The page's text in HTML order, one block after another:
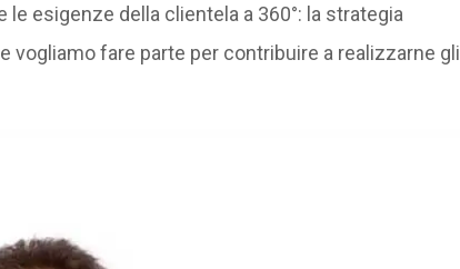
esigenze della clientela a 360°: la strategia
vogliamo fare parte per contribuire a realizzarne gli